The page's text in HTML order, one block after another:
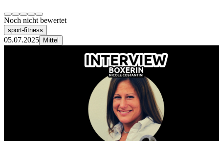
Noch nicht bewertet
sport-fitness
05.07.2025 Mittel